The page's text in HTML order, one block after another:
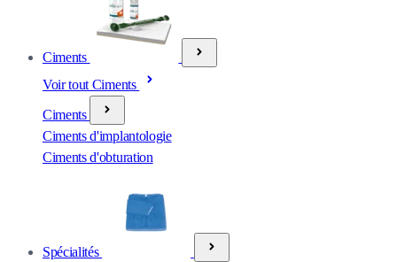
Ciments
Voir tout Ciments
Ciments
Ciments d'implantologie
Ciments d'obturation
Spécialités